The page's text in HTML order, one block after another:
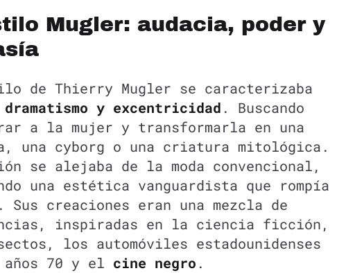
Mugler: audacia, poder y
de Thierry Mugler se caracterizaba
dramatismo y excentricidad . Buscando
a la mujer y transformarla en una
una cyborg o una criatura mitológica.
se alejaba de la moda convencional,
una estética vanguardista que rompía
Sus creaciones eran una mezcla de
inspiradas en la ciencia ficción,
los automóviles estadounidenses
70 y el cine negro .